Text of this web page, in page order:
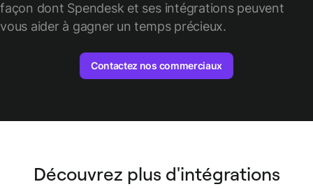
façon dont Spendesk et ses intégrations peuvent
vous aider à gagner un temps précieux.
Contactez nos commerciaux
Découvrez plus d'intégrations